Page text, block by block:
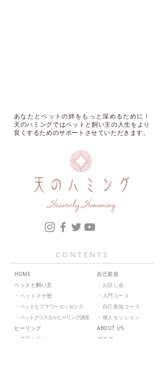
あなたとペットの絆をもっと深めるために！
天のハミングではペットと飼い主の人生をより
良くするためのサポートさせていただきます。
CONTENTS
HOME
ペットと飼い主
・ ペットマヤ暦
・ ペットとフラワーエッセンス
・ ペットクリスタルヒーリング講座
ヒーリング
花音セラピー
自己変容
・ お話し会
・ 入門コース
・ 自己覚知コース
・ 個人セッション
ABOUT US
ブログ